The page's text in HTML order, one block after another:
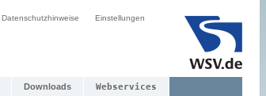
Datenschutzhinweise Einstellungen
Downloads Webservices